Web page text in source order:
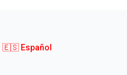
🇪🇸 Español